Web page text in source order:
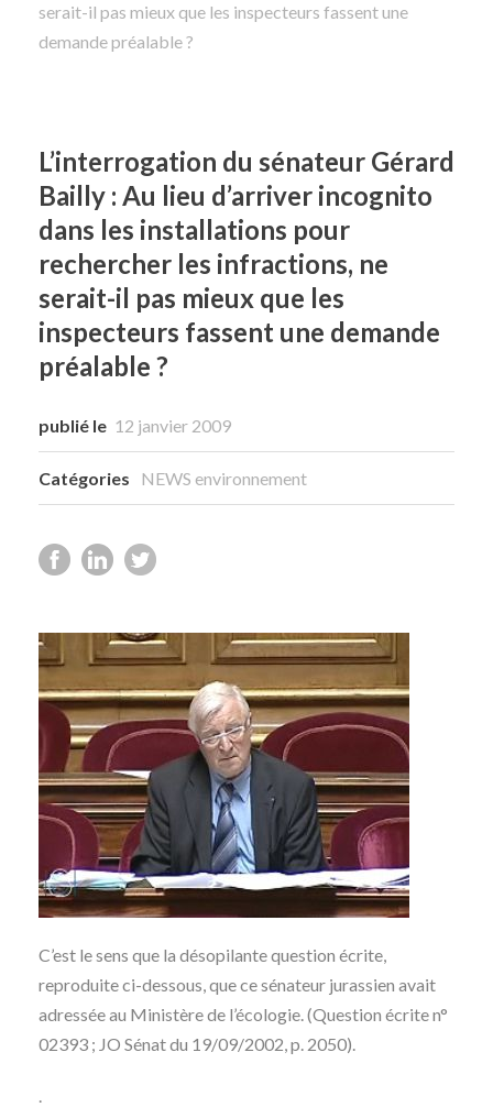
serait-il pas mieux que les inspecteurs fassent une
demande préalable ?
L’interrogation du sénateur Gérard
Bailly : Au lieu d’arriver incognito
dans les installations pour
rechercher les infractions, ne
serait-il pas mieux que les
inspecteurs fassent une demande
préalable ?
publié le 12 janvier 2009
Catégories NEWS environnement
C’est le sens que la désopilante question écrite,
reproduite ci-dessous, que ce sénateur jurassien avait
adressée au Ministère de l’écologie. (Question écrite n°
02393 ; JO Sénat du 19/09/2002, p. 2050).
.